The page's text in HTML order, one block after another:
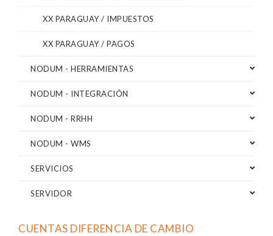
XX PARAGUAY / IMPUESTOS
XX PARAGUAY / PAGOS
NODUM - HERRAMIENTAS
NODUM - INTEGRACIÓN
NODUM - RRHH
NODUM - WMS
SERVICIOS
SERVIDOR
CUENTAS DIFERENCIA DE CAMBIO